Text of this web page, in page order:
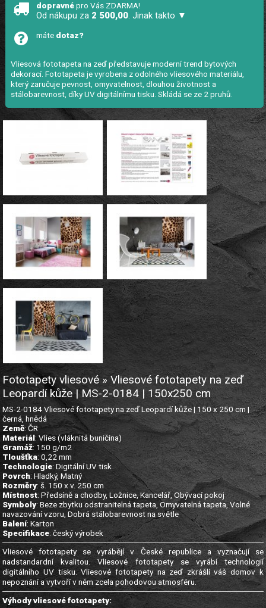
dopravnépro Vás ZDARMA!
Od nákupu za 2 500,00. Jinak takto ▼
máte dotaz?
Vliesová fototapeta na zeď představuje moderní trend bytových
dekorací. Fototapeta je vyrobena z odolného vliesového materiálu,
který zaručuje pevnost, omyvatelnost, dlouhou životnost a
stálobarevnost, díky UV digitálnímu tisku. Skládá se ze 2 pruhů.
Fototapety vliesové » Vliesové fototapety na zeď
Leopardí kůže | MS-2-0184 | 150x250 cm
MS-2-0184 Vliesové fototapety na zeď Leopardí kůže | 150 x 250 cm |
černá, hnědá
Země: ČR
Materiál: Vlies (vláknitá buničina)
Gramáž: 150 g/m2
Tloušťka: 0,22 mm
Technologie: Digitální UV tisk
Povrch: Hladký, Matný
Rozměry: š. 150 x v. 250 cm
Místnost: Předsíně a chodby, Ložnice, Kancelář, Obývací pokoj
Symboly: Beze zbytku odstranitelná tapeta, Omyvatelná tapeta, Volné
navazování vzoru, Dobrá stálobarevnost na světle
Balení: Karton
Specifikace: český výrobek
Vliesové fototapety se vyrábějí v České republice a vyznačují se
nadstandardní kvalitou. Vliesové fototapety se vyrábí technologií
digitálního UV tisku. Vliesové fototapety na zeď zkrášlí váš domov k
nepoznání a vytvoří v něm zcela pohodovou atmosféru.
Výhody vliesové fototapety: